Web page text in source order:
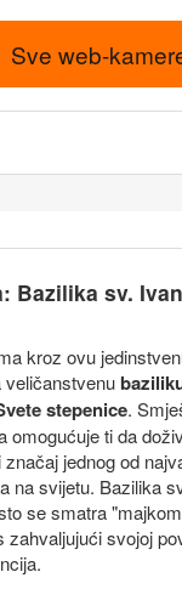
Sve web-
Bazilika sv.
kroz ovu
veličanstvenu
stepenice.
omogućuje ti da
značaj jednog od
na svijetu. Bazilika
se smatra
zahvaljujući svojoj